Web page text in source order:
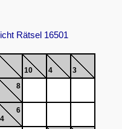
Rätsel 16501
10 4
3
8
6
4